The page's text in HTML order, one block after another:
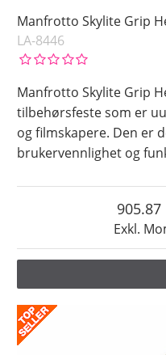
Manfrotto Skylite Grip
LA-8446
Manfrotto Skylite Grip
tilbehørsfeste som er
og filmskapere. Den er
brukervennlighet og
Exkl.
905.87